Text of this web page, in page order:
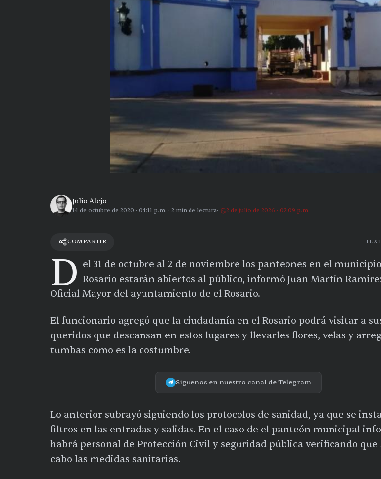
Julio Alejo
14 de octubre de 2020 · 04:11 p.m. · 2 min de lectura 2 de julio de 2026 · 02:09 p.m.
COMPARTIR
D el 31 de octubre al 2 de noviembre los panteones en el
Rosario estarán abiertos al público, informó Juan Martín
Oficial Mayor del ayuntamiento de el Rosario.
El funcionario agregó que la ciudadanía en el Rosario podrá visitar a
queridos que descansan en estos lugares y llevarles flores, velas y
tumbas como es la costumbre.
Síguenos en nuestro canal de Telegram
Lo anterior subrayó siguiendo los protocolos de sanidad, ya que se
filtros en las entradas y salidas. En el caso de el panteón municipal
habrá personal de Protección Civil y seguridad pública verificando que
cabo las medidas sanitarias.